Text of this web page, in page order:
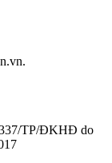
TP/ĐKHĐ do